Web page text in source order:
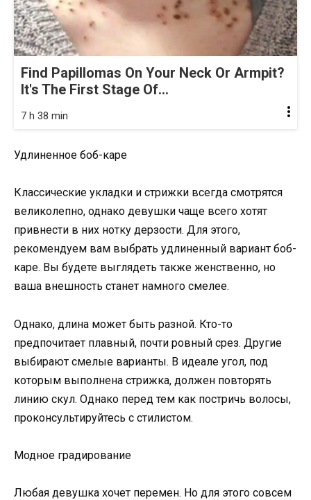
Find Papillomas On Your Neck Or Armpit?
It's The First Stage Of...
7 h 38 min
Удлиненное боб-каре
Классические укладки и стрижки всегда смотрятся
великолепно, однако девушки чаще всего хотят
привнести в них нотку дерзости. Для этого,
рекомендуем вам выбрать удлиненный вариант боб-
каре. Вы будете выглядеть также женственно, но
ваша внешность станет намного смелее.
Однако, длина может быть разной. Кто-то
предпочитает плавный, почти ровный срез. Другие
выбирают смелые варианты. В идеале угол, под
которым выполнена стрижка, должен повторять
линию скул. Однако перед тем как постричь волосы,
проконсультируйтесь с стилистом.
Модное градирование
Любая девушка хочет перемен. Но для этого совсем